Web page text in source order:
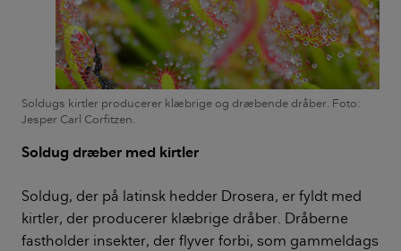
Soldugs kirtler producerer klæbrige og dræbende dråber. Foto:
Jesper Carl Corfitzen.
Soldug dræber med kirtler
Soldug, der på latinsk hedder Drosera, er fyldt med
kirtler, der producerer klæbrige dråber. Dråberne
fastholder insekter, der flyver forbi, som gammeldags